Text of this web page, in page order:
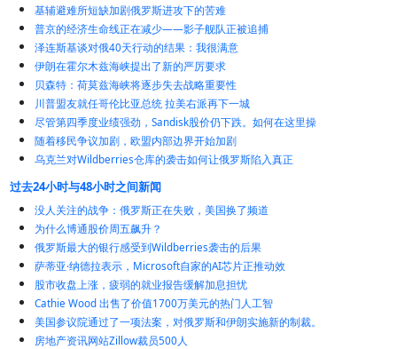
基辅避难所短缺加剧俄罗斯进攻下的苦难
普京的经济生命线正在减少——影子舰队正被追捕
泽连斯基谈对俄40天行动的结果：我很满意
伊朗在霍尔木兹海峡提出了新的严厉要求
贝森特：荷莫兹海峡将逐步失去战略重要性
川普盟友就任哥伦比亚总统 拉美右派再下一城
尽管第四季度业绩强劲，Sandisk股价仍下跌。如何在这里操
随着移民争议加剧，欧盟内部边界开始加剧
乌克兰对Wildberries仓库的袭击如何让俄罗斯陷入真正
过去24小时与48小时之间新闻
没人关注的战争：俄罗斯正在失败，美国换了频道
为什么博通股价周五飙升？
俄罗斯最大的银行感受到Wildberries袭击的后果
萨蒂亚·纳德拉表示，Microsoft自家的AI芯片正推动效
股市收盘上涨，疲弱的就业报告缓解加息担忧
Cathie Wood 出售了价值1700万美元的热门人工智
美国参议院通过了一项法案，对俄罗斯和伊朗实施新的制裁。
房地产资讯网站Zillow裁员500人